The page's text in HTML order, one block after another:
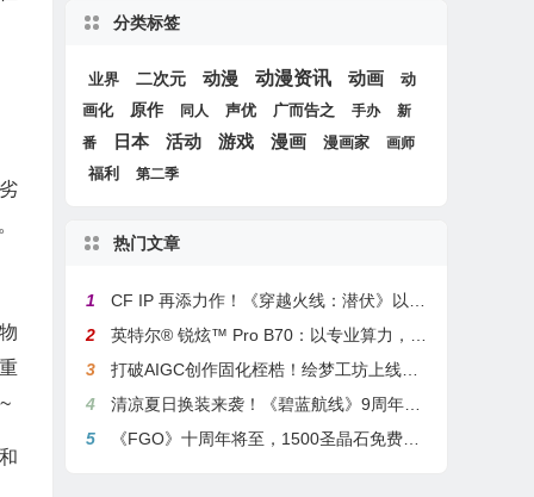
分类标签
业界 二次元 动漫 动漫资讯 动画
动
画化
原作 同人 声优 广而告之 手办
新
番
日本 活动 游戏 漫画 漫画家 画师
福利 第二季
热门文章
1
CF IP 再添力作！《穿越火线：潜伏》以3A叙事重塑战术潜行玩法
2
英特尔® 锐炫™ Pro B70：以专业算力，解锁本地化AI部署与生产力新基准
3
打破AIGC创作固化桎梏！绘梦工坊上线绘梦画布dreamo赋能全场景自由创作
4
清凉夏日换装来袭！《碧蓝航线》9周年庆典活动第二弹今日正式上线
5
《FGO》十周年将至，1500圣晶石免费福利，新老玩家均可解锁